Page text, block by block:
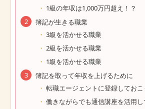
1級の年収は1,000万円超え！？
簿記が生きる職業
3級を活かせる職業
2級を活かせる職業
1級を活かせる職業
簿記を取って年収を上げるために
転職エージェントに登録しておこ
働きながらでも通信講座を活用